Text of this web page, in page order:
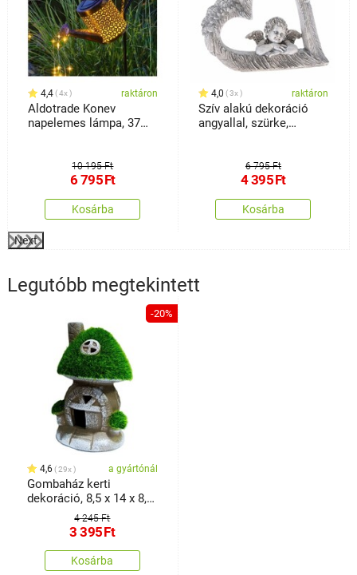
4,4 4x raktáron
Aldotrade Konev
napelemes lámpa, 37
10 195 Ft
6 795Ft
Kosárba
4,0 3x raktáron
Szív alakú dekoráció
angyallal, szürke,
6 795 Ft
4 395Ft
Kosárba
Next
Legutóbb megtekintett
-20%
4,6 29x a gyártónál
Gombaház kerti
dekoráció, 8,5 x 14 x 8,5
4 245 Ft
3 395Ft
Kosárba